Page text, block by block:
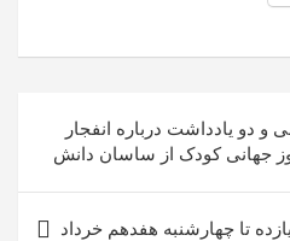
و دو یادداشت درباره انفجار
جهانی کودک از ساسان دانش
تا چهارشنبه هفدهم خرداد